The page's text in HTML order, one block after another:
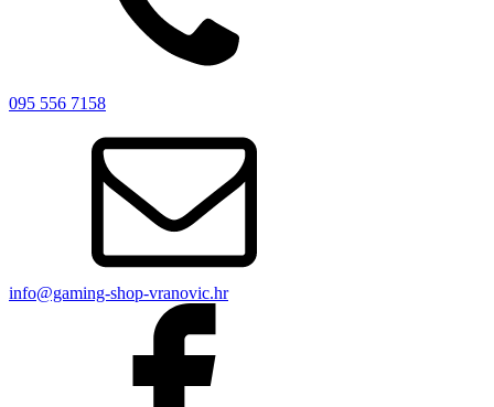
095 556 7158
info@gaming-shop-vranovic.hr